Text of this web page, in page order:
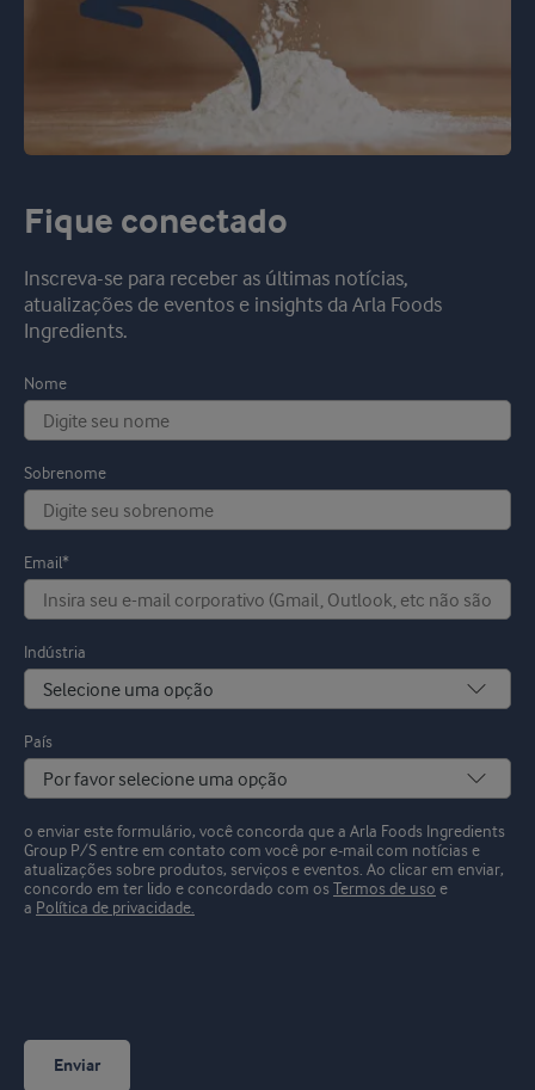
Fique conectado
Inscreva-se para receber as últimas notícias,
atualizações de eventos e insights da Arla Foods
Ingredients.
Nome
Sobrenome
Email*
Indústria
País
o enviar este formulário, você concorda que a Arla Foods Ingredients
Group P/S entre em contato com você por e-mail com notícias e
atualizações sobre produtos, serviços e eventos. Ao clicar em enviar,
concordo em ter lido e concordado com os
Termos de uso e
a Política de privacidade.
Enviar